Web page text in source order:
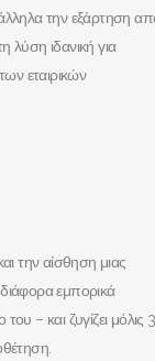
την εξάρτηση
λύση ιδανική για
εταιρικών
την αίσθηση μιας
εμπορικά
– και ζυγίζει μόλις